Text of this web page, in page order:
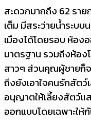
สะดวกมากถึง 62 รา
เต็ม มีสระว่ายน้ำระบ
เมืองได้โดยรอบ ห้อ
มาตรฐาน รวมถึงห้อง
สาวๆ ส่วนคุณผู้ชายก็จ
ถึงยังเอาใจคนรักสัต
อนุญาตให้เลี้ยงสัตว์แ
ออกแบบโดยเฉพาะใ